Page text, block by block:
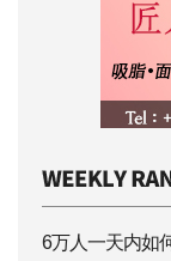
6万人一天内如